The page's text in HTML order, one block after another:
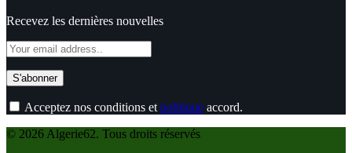
Recevez les dernières nouvelles
Acceptez nos conditions et politique accord.
© 2026 Algerie62. Tous droits réservés